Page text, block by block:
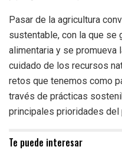
Pasar de la agricultura
sustentable, con la que se
alimentaria y se promueva
cuidado de los recursos
retos que tenemos como
través de prácticas
principales prioridades del
Te puede interesar